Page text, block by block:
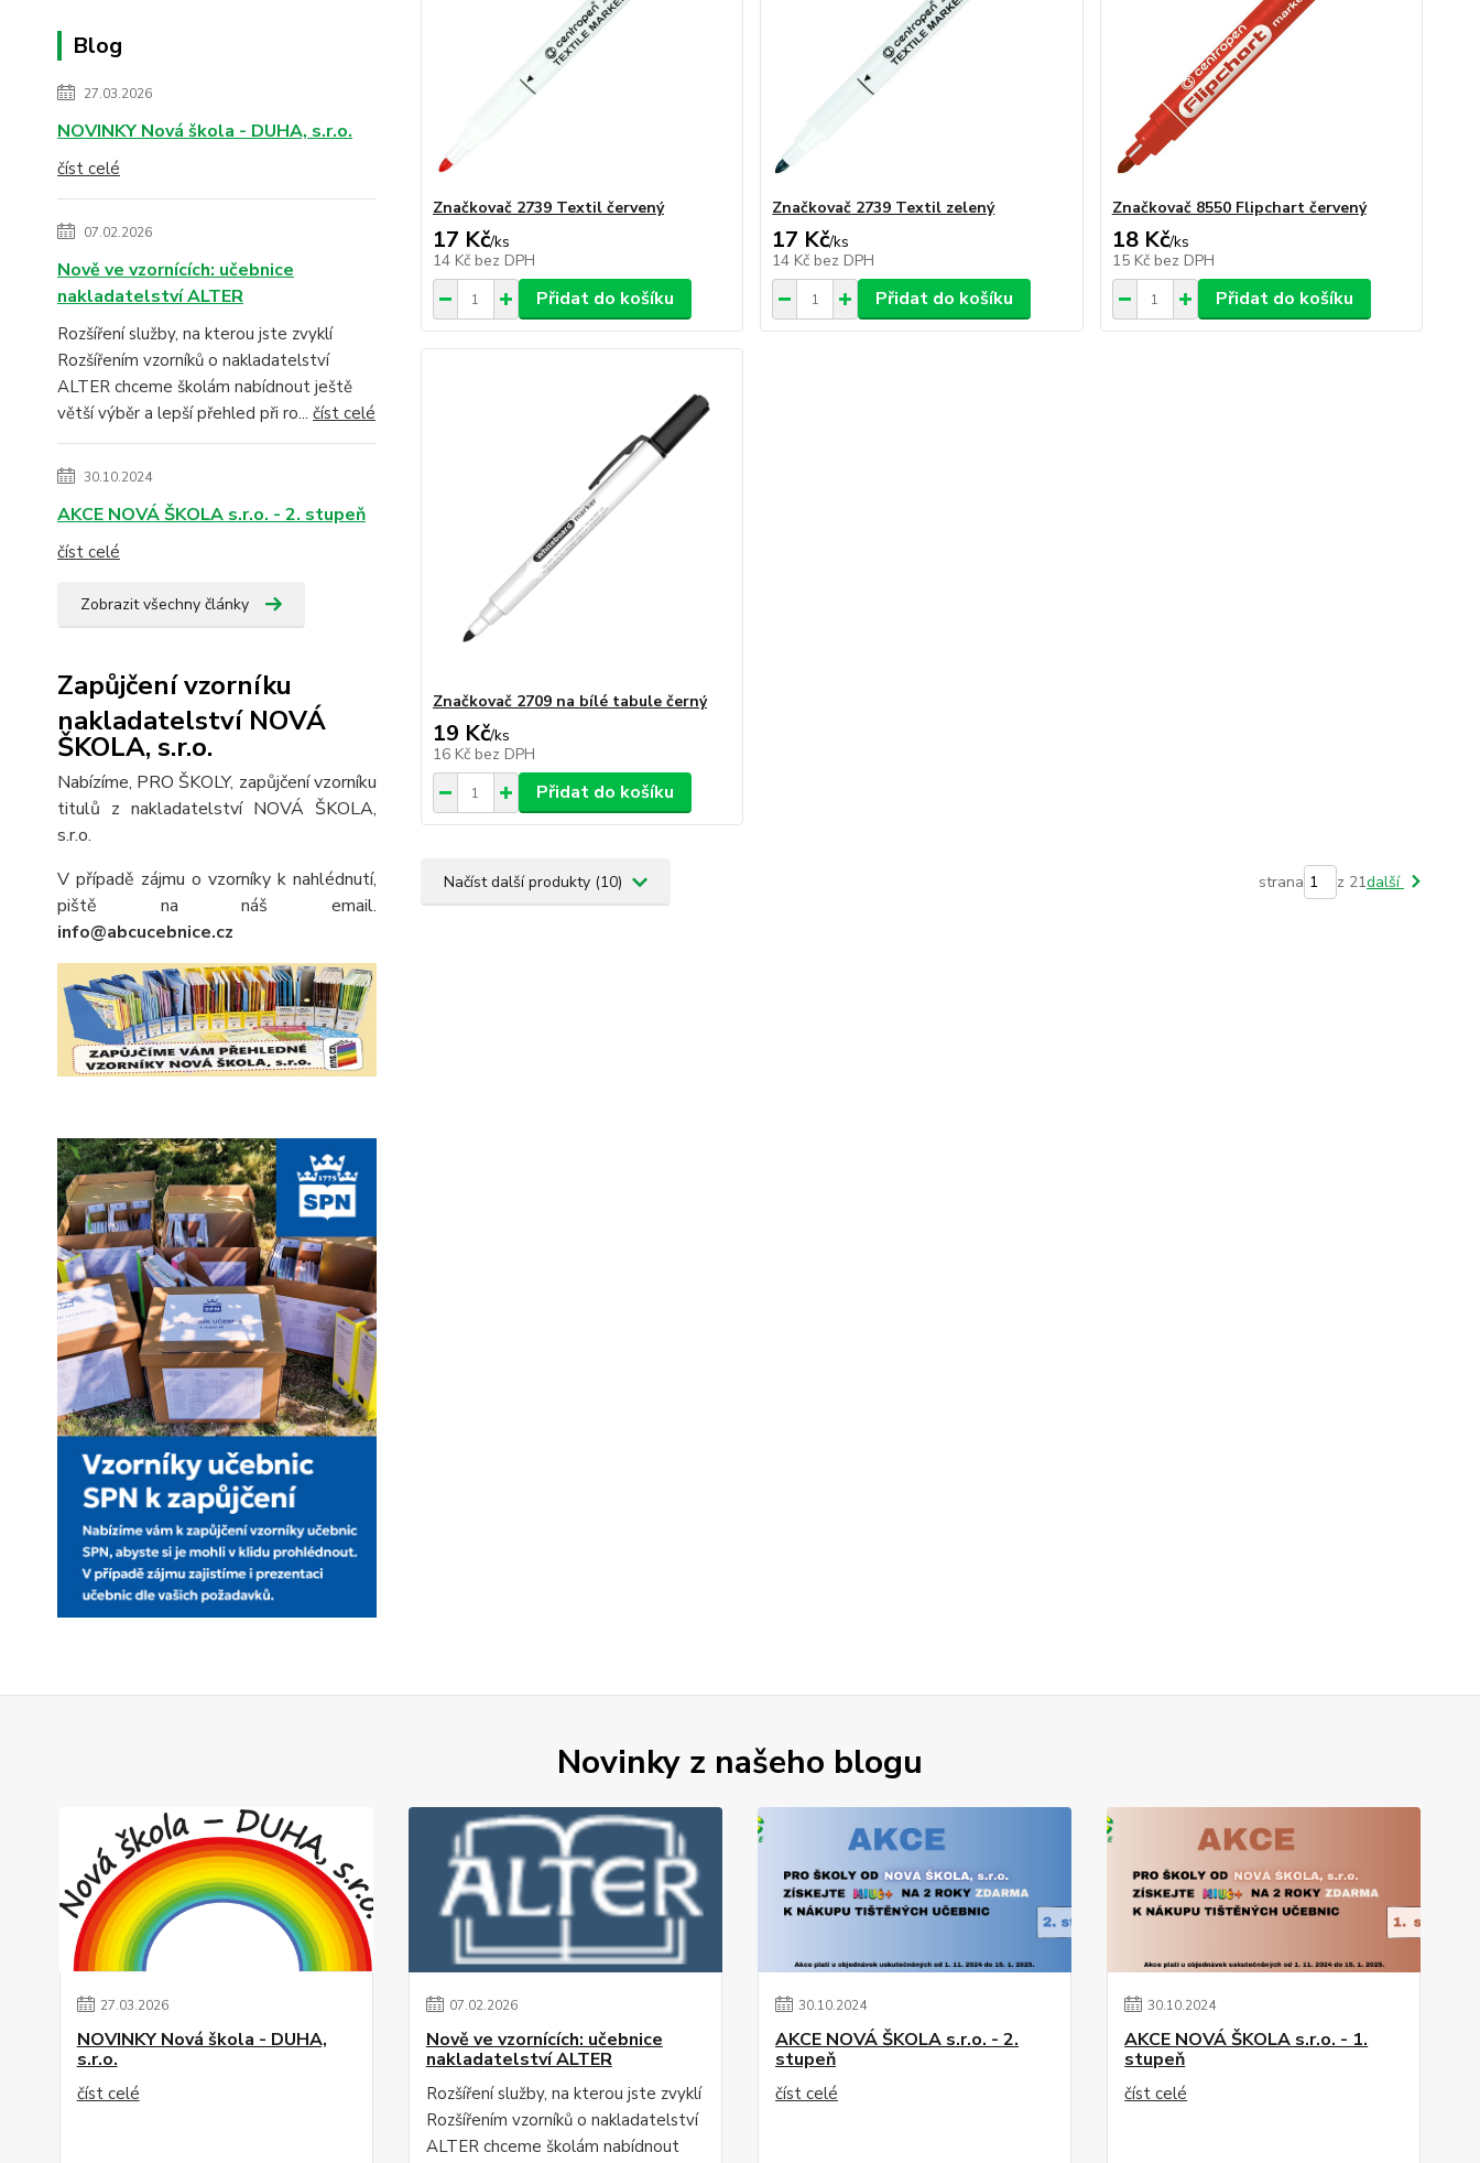
Blog
27.03.2026
NOVINKY Nová škola - DUHA, s.r.o.
číst celé
07.02.2026
Nově ve vzornících: učebnice
nakladatelství ALTER
Rozšíření služby, na kterou jste zvyklí
Rozšířením vzorníků o nakladatelství
ALTER chceme školám nabídnout ještě
větší výběr a lepší přehled při ro... číst celé
30.10.2024
AKCE NOVÁ ŠKOLA s.r.o. - 2. stupeň
číst celé
Zobrazit všechny články
Zapůjčení vzorníku
nakladatelství NOVÁ
ŠKOLA, s.r.o.
Nabízíme, PRO ŠKOLY, zapůjčení vzorníku
titulů z nakladatelství NOVÁ ŠKOLA,
s.r.o.
V případě zájmu o vzorníky k nahlédnutí,
piště na náš email.
info@abcucebnice.cz
Značkovač 2739 Textil červený
17 Kč/ks
14 Kč bez DPH
Přidat do košíku
Značkovač 2739 Textil zelený
17 Kč/ks
14 Kč bez DPH
Přidat do košíku
Značkovač 8550 Flipchart červený
18 Kč/ks
15 Kč bez DPH
Přidat do košíku
Značkovač 2709 na bílé tabule černý
19 Kč/ks
16 Kč bez DPH
Přidat do košíku
Načíst další produkty (10) strana z 21další
Novinky z našeho blogu
27.03.2026
NOVINKY Nová škola - DUHA,
s.r.o.
číst celé
07.02.2026
Nově ve vzornících: učebnice
nakladatelství ALTER
Rozšíření služby, na kterou jste zvyklí
Rozšířením vzorníků o nakladatelství
ALTER chceme školám nabídnout
30.10.2024
AKCE NOVÁ ŠKOLA s.r.o. - 2.
stupeň
číst celé
30.10.2024
AKCE NOVÁ ŠKOLA s.r.o. - 1.
stupeň
číst celé